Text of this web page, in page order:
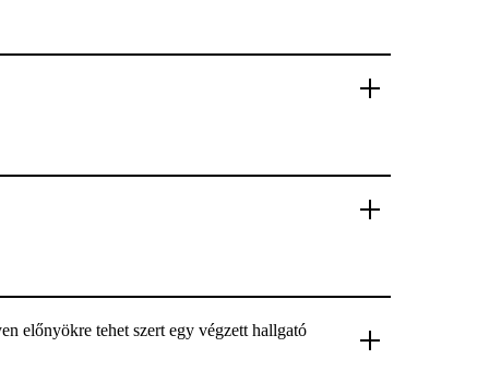
előnyökre tehet szert egy végzett hallgató